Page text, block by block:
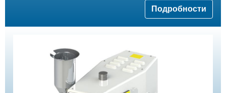
Подробности